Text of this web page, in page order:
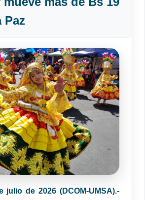
Paz
julio de 2026 (DCOM-UMSA).-